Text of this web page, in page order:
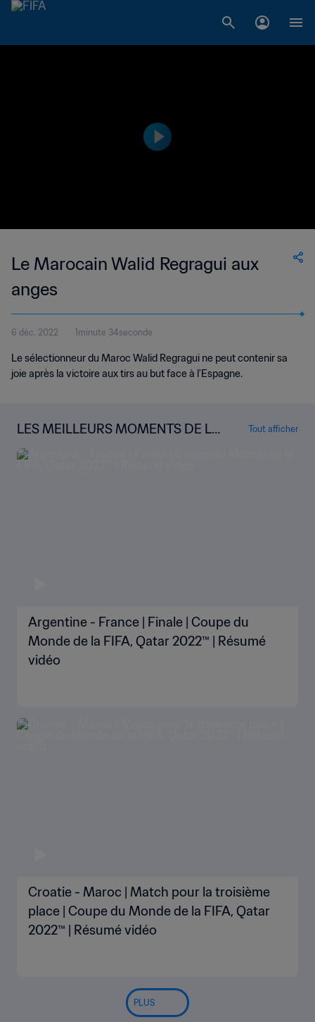
Le Marocain Walid Regragui aux
anges
6 déc. 2022 1minute 34seconde
Le sélectionneur du Maroc Walid Regragui ne peut contenir sa
joie après la victoire aux tirs au but face à l'Espagne.
LES MEILLEURS MOMENTS DE LA
COUPE DU MONDE
Tout afficher
Argentine - France | Finale | Coupe du
Monde de la FIFA, Qatar 2022™ | Résumé
vidéo
Croatie - Maroc | Match pour la troisième
place | Coupe du Monde de la FIFA, Qatar
2022™ | Résumé vidéo
PLUS